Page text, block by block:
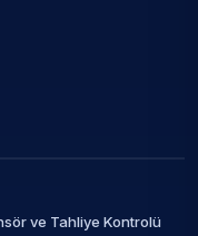
ve Tahliye Kontrolü